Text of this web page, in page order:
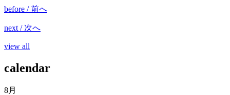
before / 前へ
next / 次へ
view all
calendar
8月